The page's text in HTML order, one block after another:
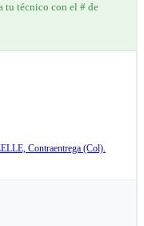
tu técnico con el # de
Contraentrega (Col).